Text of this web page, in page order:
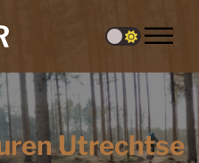
Utrechtse